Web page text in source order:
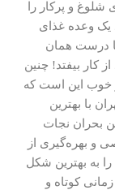
و پرکار را
یک وعده غذای
درست همان
کار بیفتد! چنین
خوب این است که
با بهترین
بحران نجات
و بهره‌گیری از
به بهترین شکل
کوتاه و